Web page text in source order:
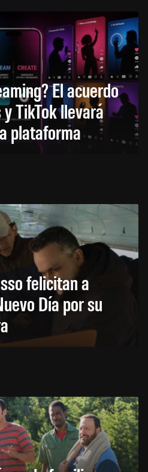
El acuerdo
TikTok llevará
plataforma
felicitan a
Día por su